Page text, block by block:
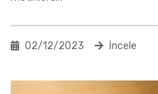
02/12/2023 İncele